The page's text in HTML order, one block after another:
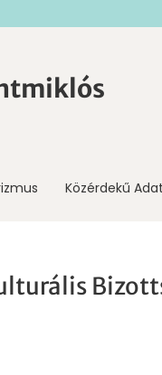
Közérdekű